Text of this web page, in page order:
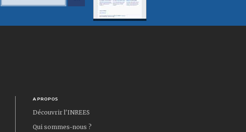
A PROPOS
Découvrir l'INREES
Qui sommes-nous ?